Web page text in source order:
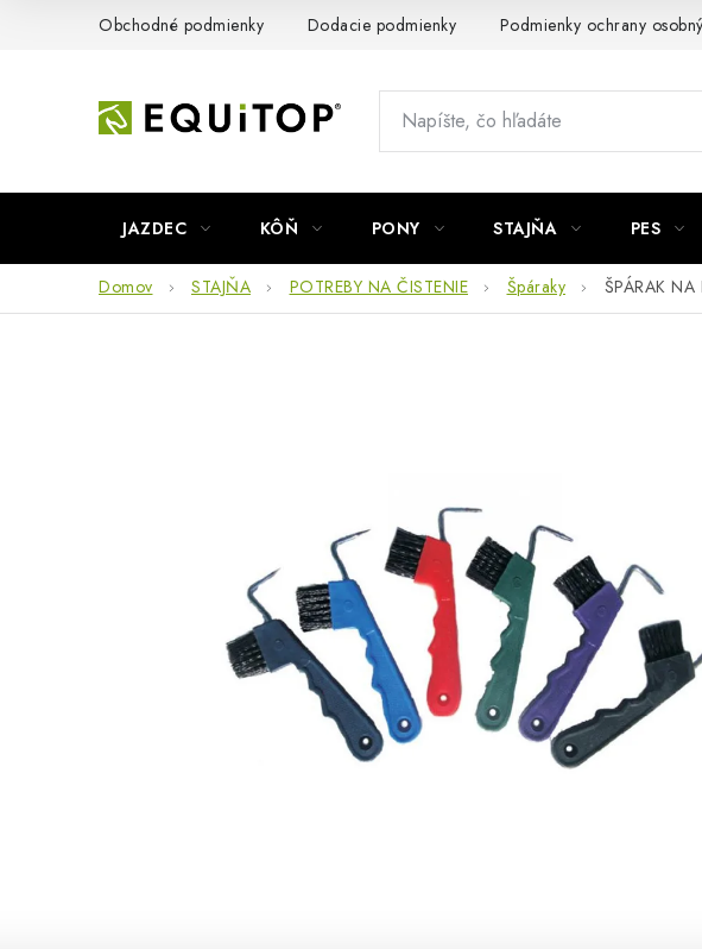
Obchodné podmienky Dodacie podmienky Podmienky ochrany
JAZDEC KÔŇ PONY STAJŇA PES
Domov STAJŇA POTREBY NA ČISTENIE Špáraky ŠPÁRAK NA